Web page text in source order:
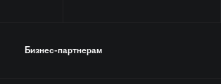
Бизнес-партнерам